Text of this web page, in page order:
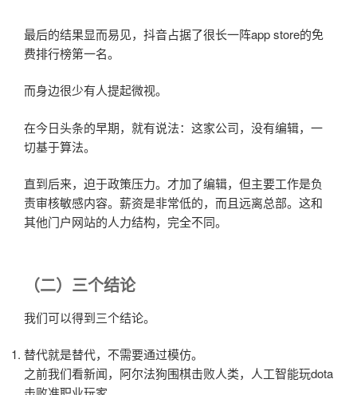
最后的结果显而易见，抖音占据了很长一阵app store的免
费排行榜第一名。
而身边很少有人提起微视。
在今日头条的早期，就有说法：这家公司，没有编辑，一
切基于算法。
直到后来，迫于政策压力。才加了编辑，但主要工作是负
责审核敏感内容。薪资是非常低的，而且远离总部。这和
其他门户网站的人力结构，完全不同。
（二）三个结论
我们可以得到三个结论。
替代就是替代，不需要通过模仿。
之前我们看新闻，阿尔法狗围棋击败人类，人工智能玩dota